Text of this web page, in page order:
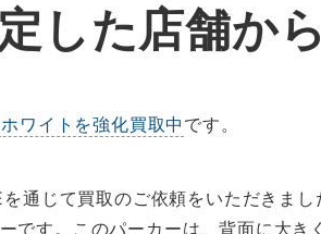
した店舗か
ワイトを強化買取中 です。
通じて買取のご依頼をいただきま
です。このパーカーは、背面に大